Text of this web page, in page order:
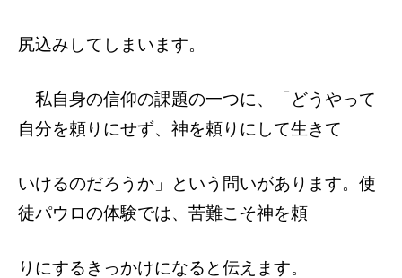
尻込みしてしまいます。
私自身の信仰の課題の一つに、「どうやって
自分を頼りにせず、神を頼りにして生きて
いけるのだろうか」という問いがあります。 使
徒パウロの体験では、苦難こそ神を頼
りにするきっかけになると伝えます。